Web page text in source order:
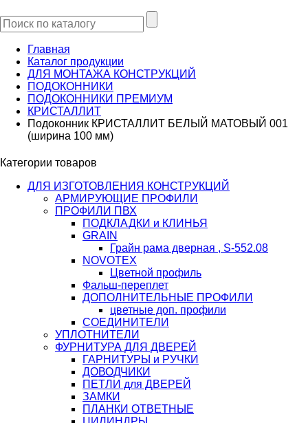
Главная
Каталог продукции
ДЛЯ МОНТАЖА КОНСТРУКЦИЙ
ПОДОКОННИКИ
ПОДОКОННИКИ ПРЕМИУМ
КРИСТАЛЛИТ
Подоконник КРИСТАЛЛИТ БЕЛЫЙ МАТОВЫЙ 001
(ширина 100 мм)
Категории товаров
ДЛЯ ИЗГОТОВЛЕНИЯ КОНСТРУКЦИЙ
АРМИРУЮЩИЕ ПРОФИЛИ
ПРОФИЛИ ПВХ
ПОДКЛАДКИ и КЛИНЬЯ
GRAIN
Грайн рама дверная , S-552.08
NOVOTEX
Цветной профиль
Фальш-переплет
ДОПОЛНИТЕЛЬНЫЕ ПРОФИЛИ
цветные доп. профили
СОЕДИНИТЕЛИ
УПЛОТНИТЕЛИ
ФУРНИТУРА ДЛЯ ДВЕРЕЙ
ГАРНИТУРЫ и РУЧКИ
ДОВОДЧИКИ
ПЕТЛИ для ДВЕРЕЙ
ЗАМКИ
ПЛАНКИ ОТВЕТНЫЕ